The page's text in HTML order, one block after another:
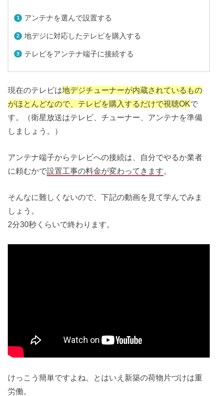
アンテナを選んで設置する
地デジに対応したテレビを購入する
テレビをアンテナ端子に接続する
現在のテレビは地デジチューナーが内蔵されているもの
がほとんどなので、テレビを購入するだけで視聴OKで
す。（衛星放送はテレビ、チューナー、アンテナを準備
しましょう。）
アンテナ端子からテレビへの接続は、自分でやるか業者
に頼むかで設置工事の料金が変わってきます。
そんなに難しくないので、下記の動画を見て学んでみま
しょう。
2分30秒くらいで終わります。
けっこう簡単ですよね。とはいえ新築の荷物片づけは重
労働。